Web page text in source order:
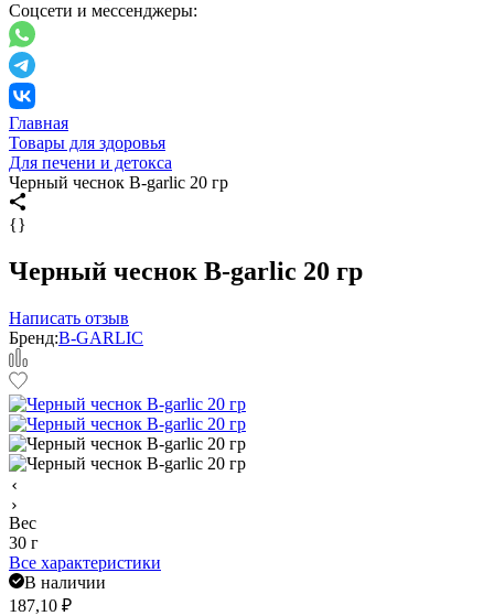
Соцсети и мессенджеры:
Главная
Товары для здоровья
Для печени и детокса
Черный чеснок B-garlic 20 гр
{}
Черный чеснок B-garlic 20 гр
Написать отзыв
Бренд:B-GARLIC
Вес
30 г
Все характеристики
В наличии
187,10 ₽